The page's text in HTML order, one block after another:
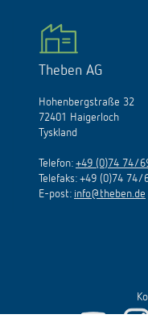
Theben AG
Hohenbergstraße 32
72401 Haigerloch
Tyskland
Telefon: +49 (0)74 74/
Telefaks: +49 (0)74 74/
E-post: info@theben.de